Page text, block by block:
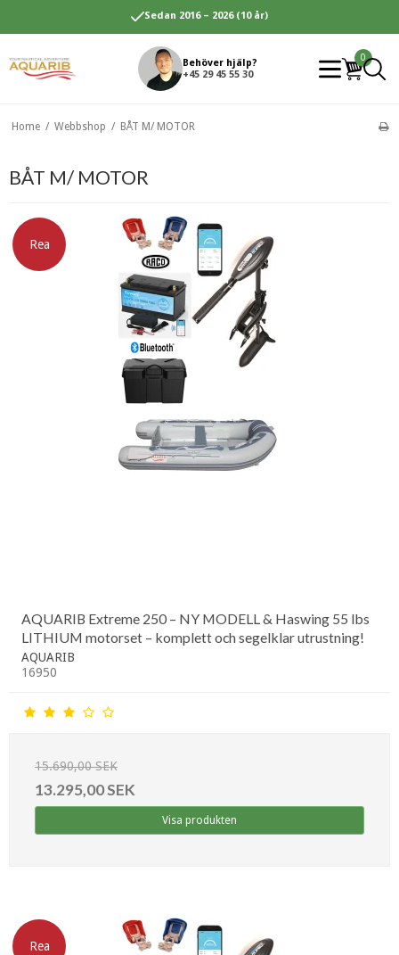
Sedan 2016 – 2026 (10 år)
Behöver hjälp?
+45 29 45 55 30
0
Home / Webbshop / BÅT M/ MOTOR
BÅT M/ MOTOR
Rea
AQUARIB Extreme 250 – NY MODELL & Haswing 55 lbs
LITHIUM motorset – komplett och segelklar utrustning!
AQUARIB
16950
15.690,00 SEK
13.295,00 SEK
Visa produkten
Rea